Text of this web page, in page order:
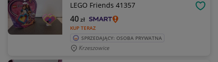
LEGO Friends 41357
KUP TERAZ
40zł
SPRZEDAJĄCY: OSOBA PRYWATNA
Krzeszowice